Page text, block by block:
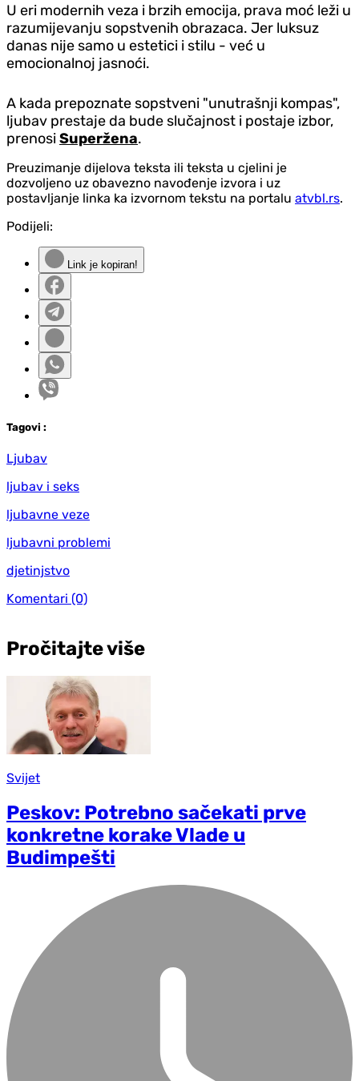
U eri modernih veza i brzih emocija, prava moć leži u
razumijevanju sopstvenih obrazaca. Jer luksuz
danas nije samo u estetici i stilu - već u
emocionalnoj jasnoći.
A kada prepoznate sopstveni "unutrašnji kompas",
ljubav prestaje da bude slučajnost i postaje izbor,
prenosiSuperžena.
Preuzimanje dijelova teksta ili teksta u cjelini je
dozvoljeno uz obavezno navođenje izvora i uz
postavljanje linka ka izvornom tekstu na portalu atvbl.rs.
Podijeli:
Link je kopiran!
Tagovi :
Ljubav
ljubav i seks
ljubavne veze
ljubavni problemi
djetinjstvo
Komentari (0)
Pročitajte više
Svijet
Peskov: Potrebno sačekati prve
konkretne korake Vlade u
Budimpešti